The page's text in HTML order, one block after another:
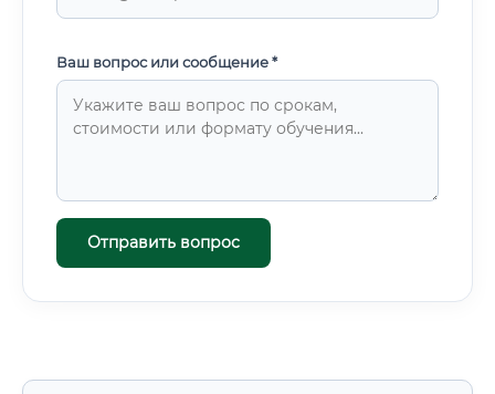
Ваш вопрос или сообщение *
Отправить вопрос